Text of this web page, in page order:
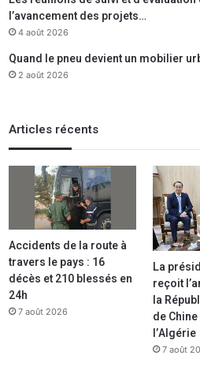
l’avancement des projets…
4 août 2026
Quand le pneu devient un mobilier
2 août 2026
Articles récents
Accidents de la route à
travers le pays : 16
décès et 210 blessés en
24h
7 août 2026
La
reçoit
la
de
l’Algérie
7 août